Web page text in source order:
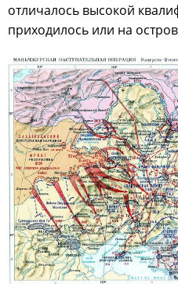
отличалось высокой
приходилось или на